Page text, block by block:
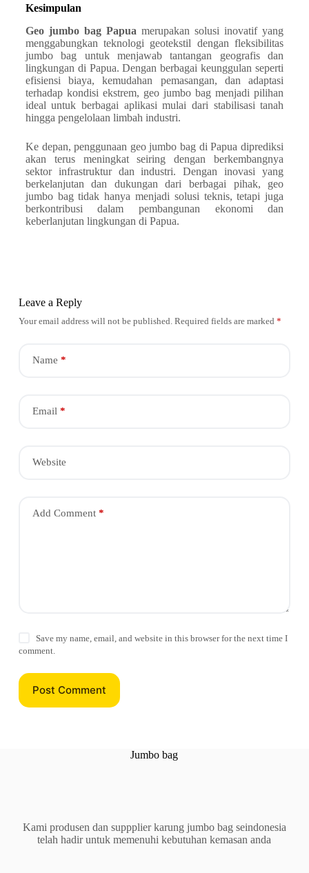
Kesimpulan
Geo jumbo bag Papua merupakan solusi inovatif yang
menggabungkan teknologi geotekstil dengan fleksibilitas
jumbo bag untuk menjawab tantangan geografis dan
lingkungan di Papua. Dengan berbagai keunggulan seperti
efisiensi biaya, kemudahan pemasangan, dan adaptasi
terhadap kondisi ekstrem, geo jumbo bag menjadi pilihan
ideal untuk berbagai aplikasi mulai dari stabilisasi tanah
hingga pengelolaan limbah industri.
Ke depan, penggunaan geo jumbo bag di Papua diprediksi
akan terus meningkat seiring dengan berkembangnya
sektor infrastruktur dan industri. Dengan inovasi yang
berkelanjutan dan dukungan dari berbagai pihak, geo
jumbo bag tidak hanya menjadi solusi teknis, tetapi juga
berkontribusi dalam pembangunan ekonomi dan
keberlanjutan lingkungan di Papua.
Leave a Reply
Your email address will not be published. Required fields are marked *
Name *
Email*
Website
Add Comment*
Save my name, email, and website in this browser for the next time I
comment.
Post Comment
Jumbo bag
Kami produsen dan suppplier karung jumbo bag seindonesia
telah hadir untuk memenuhi kebutuhan kemasan anda